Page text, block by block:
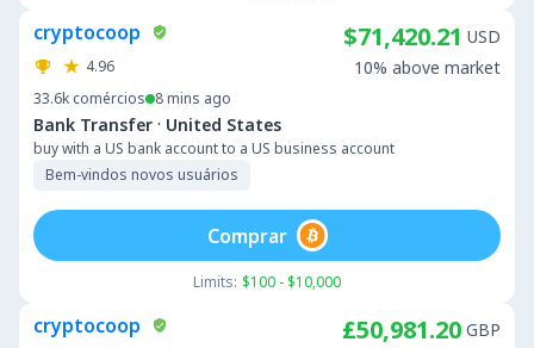
cryptocoop
4.96
33.6k comércios 8 mins ago
Bank Transfer · United States
buy with a US bank account to a US business account
Bem-vindos novos usuários
$71,420.21 USD
10% above market
Limits: $100 - $10,000
Comprar
cryptocoop £50,981.20 GBP